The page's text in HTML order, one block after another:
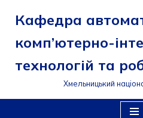
Перейти
до
вмісту
Кафедра
комп’ютерно-
технологій та
Хмельницький